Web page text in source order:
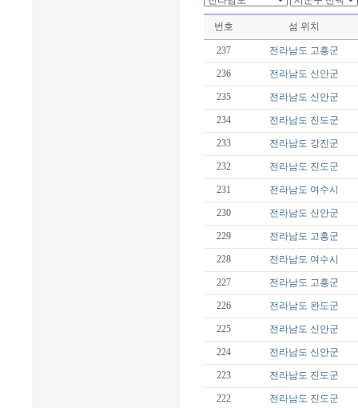
번호 섬 위치
237 전라남도 고흥군
236 전라남도 신안군
235 전라남도 신안군
234 전라남도 진도군
233 전라남도 강진군
232 전라남도 진도군
231 전라남도 여수시
230 전라남도 신안군
229 전라남도 고흥군
228 전라남도 여수시
227 전라남도 고흥군
226 전라남도 완도군
225 전라남도 신안군
224 전라남도 신안군
223 전라남도 진도군
222 전라남도 진도군